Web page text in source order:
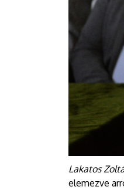
Lakatos
elemezve